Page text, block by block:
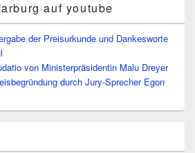
auf youtube
der Preisurkunde und Dankesworte
von Ministerpräsidentin Malu Dreyer
durch Jury-Sprecher Egon